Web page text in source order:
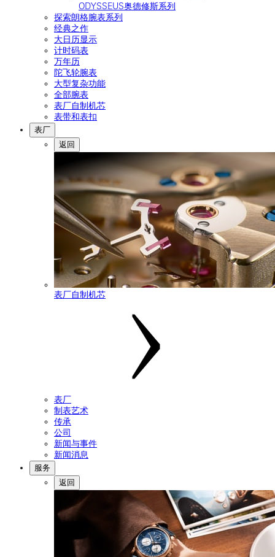
ODYSSEUS奥德修斯系列
探索朗格腕表系列
经典之作
大日历显示
计时码表
万年历
陀飞轮腕表
大型复杂功能
全部腕表
表厂自制机芯
表带和表扣
表厂
返回
表厂自制机芯
表厂
制表艺术
传承
公司
新闻与事件
新闻消息
服务
返回